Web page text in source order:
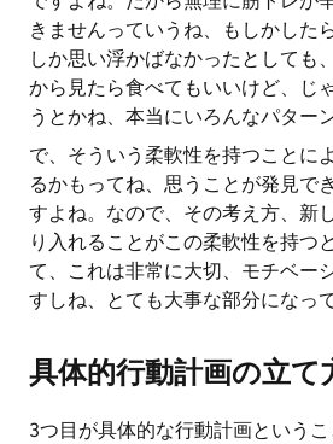
きませんっていうね、もしかした
しか思い浮かばなかったとしても
から見たら食べてもいいけど、じ
うとかね、本当にいろんなパター
で、そういう柔軟性を持つことに
るかもってね、思うことが発見で
すよね。なので、その考え方、新
り入れることがこの柔軟性を持つ
て、これは非常に大切、モチベー
すしね、とても大事な部分になっ
具体的行動計画の立て
3つ目が具体的な行動計画という